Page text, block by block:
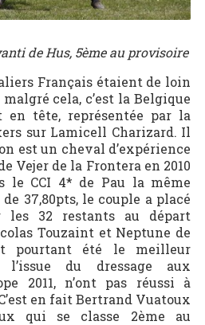
de Hus, 5ème au provisoire
Français étaient de loin
cela, c’est la Belgique
en tête, représentée par la
sur Lamicell Charizard. Il
est un cheval d’expérience
Vejer de la Frontera en 2010
le CCI 4* de Pau la même
37,80pts, le couple a placé
les 32 restants au départ
Touzaint et Neptune de
pourtant été le meilleur
du dressage aux
2011, n’ont pas réussi à
en fait Bertrand Vuatoux
qui se classe 2ème au